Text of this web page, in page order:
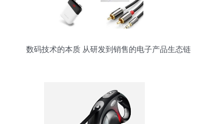
数码技术的本质 从研发到销售的电子产品生态链